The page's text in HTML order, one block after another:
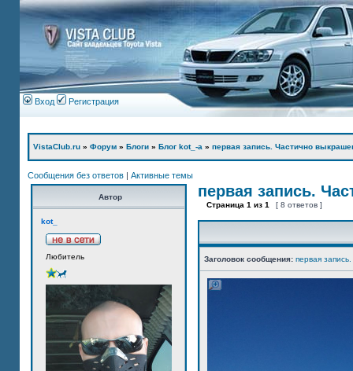
Вход Регистрация
VistaClub.ru » Форум » Блоги » Блог kot_-а » первая запись. Частично
Сообщения без ответов | Активные темы
Автор
kot_
Любитель
первая запись.
Страница 1 из 1 [ 8 ответов ]
Заголовок сообщения: первая